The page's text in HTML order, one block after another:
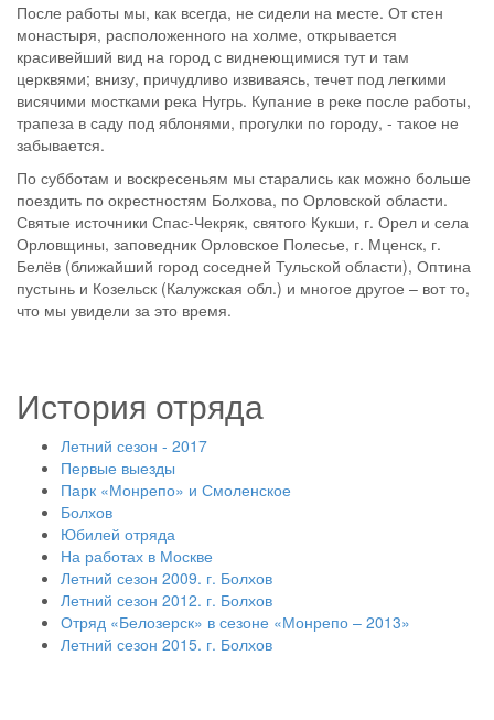
После работы мы, как всегда, не сидели на месте. От стен
монастыря, расположенного на холме, открывается
красивейший вид на город с виднеющимися тут и там
церквями; внизу, причудливо извиваясь, течет под легкими
висячими мостками река Нугрь. Купание в реке после работы,
трапеза в саду под яблонями, прогулки по городу, - такое не
забывается.
По субботам и воскресеньям мы старались как можно больше
поездить по окрестностям Болхова, по Орловской области.
Святые источники Спас-Чекряк, святого Кукши, г. Орел и села
Орловщины, заповедник Орловское Полесье, г. Мценск, г.
Белёв (ближайший город соседней Тульской области), Оптина
пустынь и Козельск (Калужская обл.) и многое другое – вот то,
что мы увидели за это время.
История отряда
Летний сезон - 2017
Первые выезды
Парк «Монрепо» и Смоленское
Болхов
Юбилей отряда
На работах в Москве
Летний сезон 2009. г. Болхов
Летний сезон 2012. г. Болхов
Отряд «Белозерск» в сезоне «Монрепо – 2013»
Летний сезон 2015. г. Болхов